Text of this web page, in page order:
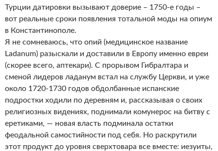
Турции датировки вызывают доверие – 1750-е годы –
вот реальные сроки появления тотальной моды на опиум
в Константинополе.
Я не сомневаюсь, что опий (медицинское название
Ladanum) разыскали и доставили в Европу именно евреи
(скорее всего, аптекари). С прорывом Гибралтара и
сменой лидеров ладанум встал на службу Церкви, и уже
около 1720-1730 годов обдолбанные испанские
подростки ходили по деревням и, рассказывая о своих
религиозных видениях, поднимали комунерос на битву с
еретиками, — новая власть подминала остатки
феодальной самостийности под себя. Но раскрутили
этот продукт до уровня сверхтовара все вместе: иезуиты,